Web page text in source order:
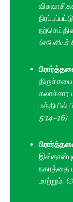
(எபேசியர்
கலாச்சார
மத்தியில்
5:14–16)
நகரத்தை
மாற்றும்.